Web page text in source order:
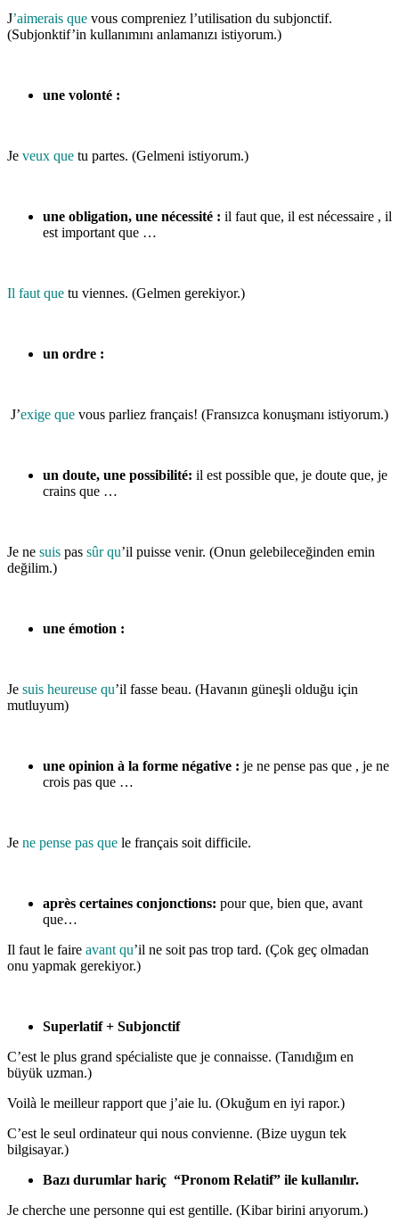
J’aimerais que vous compreniez l’utilisation du subjonctif.
(Subjonktif’in kullanımını anlamanızı istiyorum.)
une volonté :
Je veux que tu partes. (Gelmeni istiyorum.)
une obligation, une nécessité : il faut que, il est nécessaire , il
est important que …
Il faut que tu viennes. (Gelmen gerekiyor.)
un ordre :
J’exige que vous parliez français! (Fransızca konuşmanı istiyorum.)
un doute, une possibilité: il est possible que, je doute que, je
crains que …
Je ne suis pas sûr qu’il puisse venir. (Onun gelebileceğinden emin
değilim.)
une émotion :
Je suis heureuse qu’il fasse beau. (Havanın güneşli olduğu için
mutluyum)
une opinion à la forme négative : je ne pense pas que , je ne
crois pas que …
Je ne pense pas que le français soit difficile.
après certaines conjonctions: pour que, bien que, avant
que…
Il faut le faire avant qu’il ne soit pas trop tard. (Çok geç olmadan
onu yapmak gerekiyor.)
Superlatif + Subjonctif
C’est le plus grand spécialiste que je connaisse. (Tanıdığım en
büyük uzman.)
Voilà le meilleur rapport que j’aie lu. (Okuğum en iyi rapor.)
C’est le seul ordinateur qui nous convienne. (Bize uygun tek
bilgisayar.)
Bazı durumlar hariç “Pronom Relatif” ile kullanılır.
Je cherche une personne qui est gentille. (Kibar birini arıyorum.)